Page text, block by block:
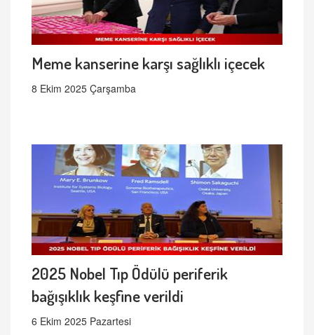
Meme kanserine karşı sağlıklı içecek
8 Ekim 2025 Çarşamba
2025 Nobel Tıp Ödülü periferik
bağışıklık keşfine verildi
6 Ekim 2025 Pazartesi